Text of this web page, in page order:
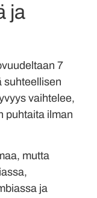
ja
7
suhteellisen
vaihtelee,
puhtaita ilman
mutta
ja